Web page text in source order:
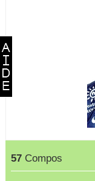
57 Compos